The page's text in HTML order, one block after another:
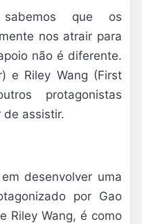
que os
nos atrair para
não é diferente.
e Riley Wang (First
protagonistas
de assistir.
desenvolver uma
por Gao
Riley Wang, é como